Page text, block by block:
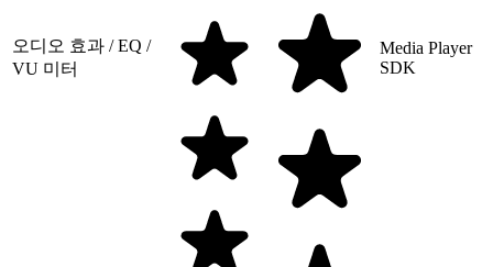
오디오 효과 / EQ /
VU 미터
Media Player
SDK